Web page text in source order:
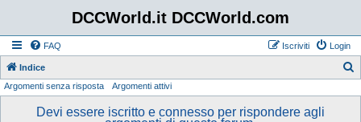
DCCWorld.it DCCWorld.com
FAQ Login
Iscriviti
Indice
Argomenti senza risposta Argomenti attivi
Devi essere iscritto e connesso per rispondere agli